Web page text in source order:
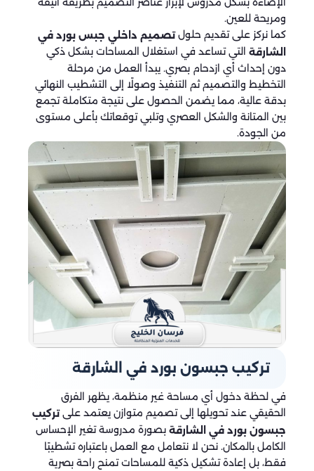
ومريحة للعين.
كما نركز على تقديم حلولتصميم داخلي جبس بورد في
الشارقة التي تساعد في استغلال المساحات بشكل ذكي
دون إحداث أي ازدحام بصري. يبدأ العمل من مرحلة
التخطيط والتصميم ثم التنفيذ وصولًا إلى التشطيب النهائي
بدقة عالية، مما يضمن الحصول على نتيجة متكاملة تجمع
بين المتانة والشكل العصري وتلبي توقعاتك بأعلى مستوى
من الجودة.
تركيب جبسون بورد في الشارقة
في لحظة دخول أي مساحة غير منظمة، يظهر الفرق
الحقيقي عند تحويلها إلى تصميم متوازن يعتمد علىتركيب
جبسون بورد في الشارقة بصورة مدروسة تغير الإحساس
الكامل بالمكان. نحن لا نتعامل مع العمل باعتباره تشطيبًا
فقط، بل إعادة تشكيل ذكية للمساحات تمنح راحة بصرية